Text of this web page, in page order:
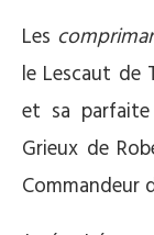
Les
le Lescaut de
et sa
Grieux de
Commandeur